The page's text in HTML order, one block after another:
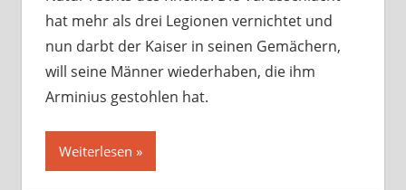
hat mehr als drei Legionen vernichtet und
nun darbt der Kaiser in seinen Gemächern,
will seine Männer wiederhaben, die ihm
Arminius gestohlen hat.
Weiterlesen